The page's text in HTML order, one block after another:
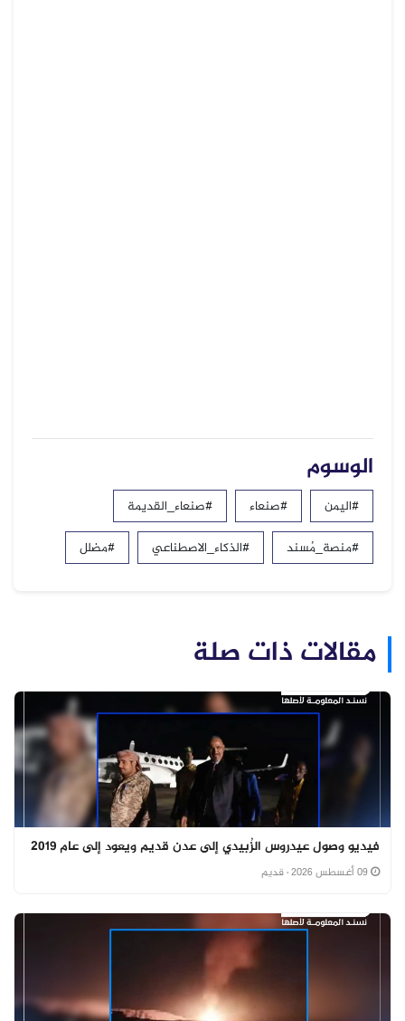
الوسوم
#اليمن #صنعاء
#صنعاء_القديمة
#منصة_مُسند
#الذكاء_الاصطناعي #مضلل
مقالات ذات صلة
فيديو وصول عيدروس الزُبيدي إلى عدن قديم ويعود إلى عام 2019
· قديم